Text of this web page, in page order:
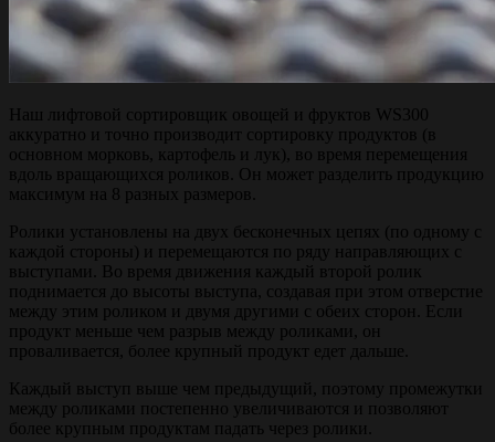
Наш лифтовой сортировщик овощей и фруктов WS300
аккуратно и точно производит сортировку продуктов (в
основном морковь, картофель и лук), во время перемещения
вдоль вращающихся роликов. Он может разделить продукцию
максимум на 8 разных размеров.
Ролики установлены на двух бесконечных цепях (по одному с
каждой стороны) и перемещаются по ряду направляющих с
выступами. Во время движения каждый второй ролик
поднимается до высоты выступа, создавая при этом отверстие
между этим роликом и двумя другими с обеих сторон. Если
продукт меньше чем разрыв между роликами, он
проваливается, более крупный продукт едет дальше.
Каждый выступ выше чем предыдущий, поэтому промежутки
между роликами постепенно увеличиваются и позволяют
более крупным продуктам падать через ролики.